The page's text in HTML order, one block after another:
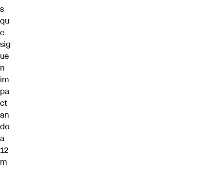
s
qu
e
sig
ue
n
im
pa
ct
an
do
a
12
m